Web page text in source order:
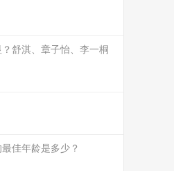
舒淇、章子怡、李一桐
佳年龄是多少？